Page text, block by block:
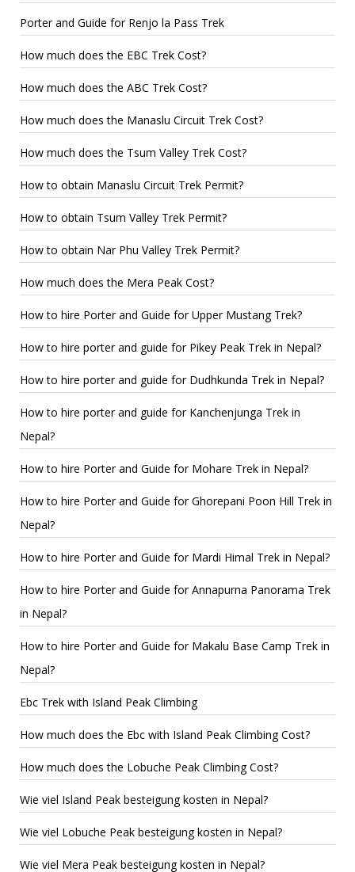
Porter and Guide for Renjo la Pass Trek
How much does the EBC Trek Cost?
How much does the ABC Trek Cost?
How much does the Manaslu Circuit Trek Cost?
How much does the Tsum Valley Trek Cost?
How to obtain Manaslu Circuit Trek Permit?
How to obtain Tsum Valley Trek Permit?
How to obtain Nar Phu Valley Trek Permit?
How much does the Mera Peak Cost?
How to hire Porter and Guide for Upper Mustang Trek?
How to hire porter and guide for Pikey Peak Trek in Nepal?
How to hire porter and guide for Dudhkunda Trek in Nepal?
How to hire porter and guide for Kanchenjunga Trek in
Nepal?
How to hire Porter and Guide for Mohare Trek in Nepal?
How to hire Porter and Guide for Ghorepani Poon Hill Trek in
Nepal?
How to hire Porter and Guide for Mardi Himal Trek in Nepal?
How to hire Porter and Guide for Annapurna Panorama Trek
in Nepal?
How to hire Porter and Guide for Makalu Base Camp Trek in
Nepal?
Ebc Trek with Island Peak Climbing
How much does the Ebc with Island Peak Climbing Cost?
How much does the Lobuche Peak Climbing Cost?
Wie viel Island Peak besteigung kosten in Nepal?
Wie viel Lobuche Peak besteigung kosten in Nepal?
Wie viel Mera Peak besteigung kosten in Nepal?